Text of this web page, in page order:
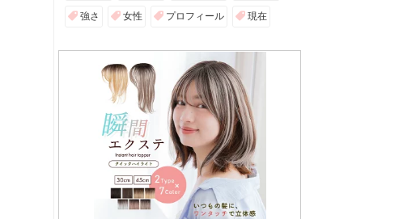
強さ 女性 プロフィール 現在